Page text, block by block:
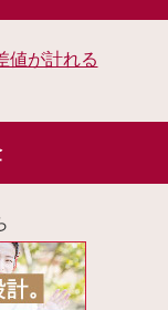
値が計れる